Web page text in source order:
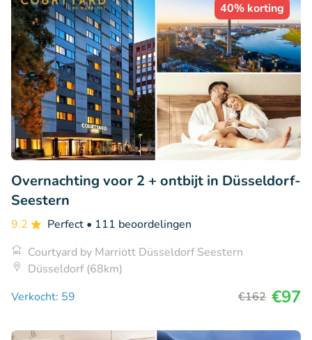
40% korting
Overnachting voor 2 + ontbijt in Düsseldorf-
Seestern
9.2 Perfect • 111 beoordelingen
Courtyard by Marriott Düsseldorf Seestern
Düsseldorf (68km)
Verkocht: 59
€162 €97